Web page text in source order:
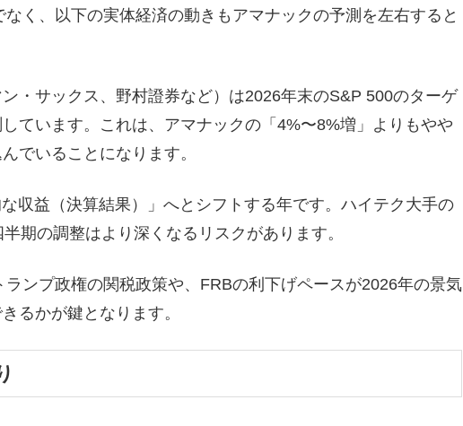
く、以下の実体経済の動きもアマナックの予測を左右すると
・サックス、野村證券など）は2026年末のS&P 500のターゲ
ています。これは、アマナックの「4%〜8%増」よりもやや
でいることになります。
収益（決算結果）」へとシフトする年です。ハイテク大手の
期の調整はより深くなるリスクがあります。
ンプ政権の関税政策や、FRBの利下げペースが2026年の景気
るかが鍵となります。